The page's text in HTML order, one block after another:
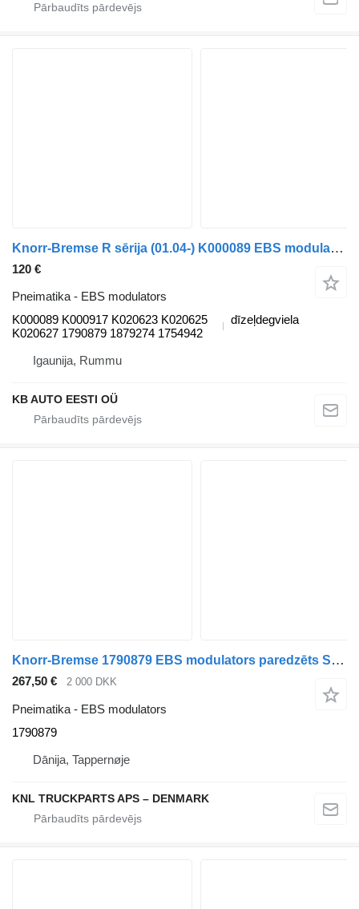
Knorr-Bremse R sērija (01.04-) K000089 EBS modulators paredzēts Scania P,G,R,T-series (2004-2017) kravas automašīnas
120 €
Pneimatika - EBS modulators
K000089 K000917 K020623 K020625
K020627 1790879 1879274 1754942
dīzeļdegviela
Igaunija, Rummu
KB AUTO EESTI OÜ
Knorr-Bremse 1790879 EBS modulators paredzēts Scania kravas automašīnas
267,50 € 2 000 DKK
Pneimatika - EBS modulators
1790879
Dānija, Tappernøje
KNL TRUCKPARTS APS – DENMARK